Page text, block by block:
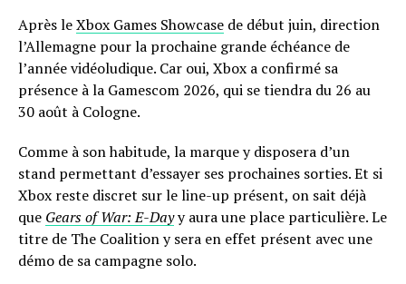
Après leXbox Games Showcase de début juin, direction
l’Allemagne pour la prochaine grande échéance de
l’année vidéoludique. Car oui, Xbox a confirmé sa
présence à la Gamescom 2026, qui se tiendra du 26 au
30 août à Cologne.
Comme à son habitude, la marque y disposera d’un
stand permettant d’essayer ses prochaines sorties. Et si
Xbox reste discret sur le line-up présent, on sait déjà
que Gears of War: E-Dayy aura une place particulière. Le
titre de The Coalition y sera en effet présent avec une
démo de sa campagne solo.